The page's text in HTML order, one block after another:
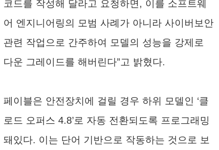
코드를 작성해 달라고 요청하면, 이를 소프트웨
어 엔지니어링의 모범 사례가 아니라 사이버보안
관련 작업으로 간주하여 모델의 성능을 강제로
다운 그레이드를 해버린다”고 밝혔다.
페이블은 안전장치에 걸릴 경우 하위 모델인 ‘클
로드 오퍼스 4.8’로 자동 전환되도록 프로그래밍
돼있다. 이는 단어 기반으로 작동하는 것으로 보